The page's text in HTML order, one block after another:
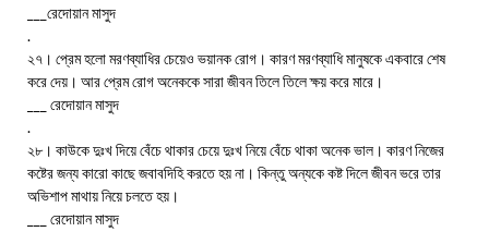
___রেদোয়ান মাসুদ
.
২৭। প্রেম হলো মরণব্যাধির চেয়েও ভয়ানক রোগ। কারণ মরণব্যাধি মানুষকে একবারে শেষ
করে দেয়। আর প্রেম রোগ অনেককে সারা জীবন তিলে তিলে ক্ষয় করে মারে।
___ রেদোয়ান মাসুদ
.
২৮। কাউকে দুঃখ দিয়ে বেঁচে থাকার চেয়ে দুঃখ নিয়ে বেঁচে থাকা অনেক ভাল। কারণ নিজের
কষ্টের জন্য কারো কাছে জবাবদিহি করতে হয় না। কিন্তু অন্যকে কষ্ট দিলে জীবন ভরে তার
অভিশাপ মাথায় নিয়ে চলতে হয়।
___ রেদোয়ান মাসুদ